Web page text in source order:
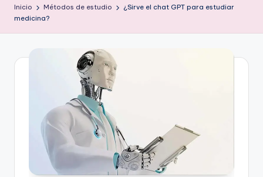
o
m
estudio,
Inicio Métodos de estudio
¿Sirve el chat GPT para estudiar
medicina?